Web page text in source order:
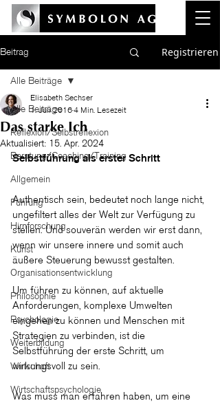
Beitrag Registrieren
Alle Beiträge
Reflexion/Selbstreflexion
Beratung/Coaching/Training
Allgemein
Führung
Hirnforschung
Kunst
Organisationsentwicklung
Philosophie
Psychologie
Weiterbildung
Wirtschaft
Wirtschaftspsychologie
Alle Beiträge
Das starke Ich
Elisabeth Sechser
1. Juli 20164 Min. Lesezeit
Aktualisiert: 15. Apr. 2024
Selbstführung als erster Schritt
Authentisch sein, bedeutet noch lange nicht,
ungefiltert alles der Welt zur Verfügung zu
stellen. Und souverän werden wir erst dann,
wenn wir unsere innere und somit auch
äußere Steuerung bewusst gestalten.
Um führen zu können, auf aktuelle
Anforderungen, komplexe Umwelten
eingehen zu können und Menschen mit
Strategien zu verbinden, ist die
Selbstführung der erste Schritt, um
wirkungsvoll zu sein.
Was muss man erfahren haben, um eine